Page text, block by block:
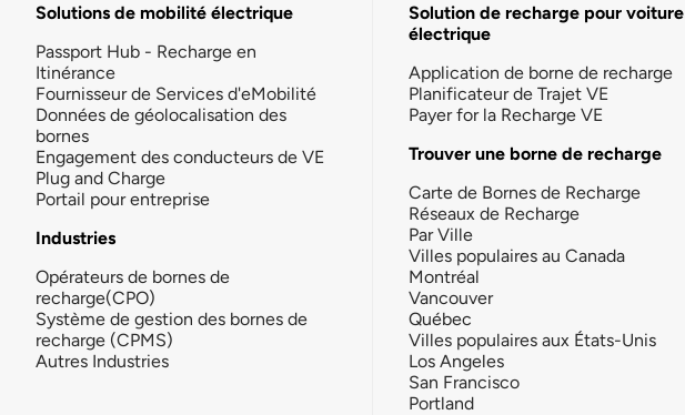
Solutions de mobilité électrique
Passport Hub - Recharge en
Itinérance
Fournisseur de Services d'eMobilité
Données de géolocalisation des
bornes
Engagement des conducteurs de VE
Plug and Charge
Portail pour entreprise
Industries
Opérateurs de bornes de
recharge(CPO)
Système de gestion des bornes de
recharge (CPMS)
Autres Industries
Solution de recharge pour voiture
électrique
Application de borne de recharge
Planificateur de Trajet VE
Payer for la Recharge VE
Trouver une borne de recharge
Carte de Bornes de Recharge
Réseaux de Recharge
Par Ville
Villes populaires au Canada
Montréal
Vancouver
Québec
Villes populaires aux États-Unis
Los Angeles
San Francisco
Portland